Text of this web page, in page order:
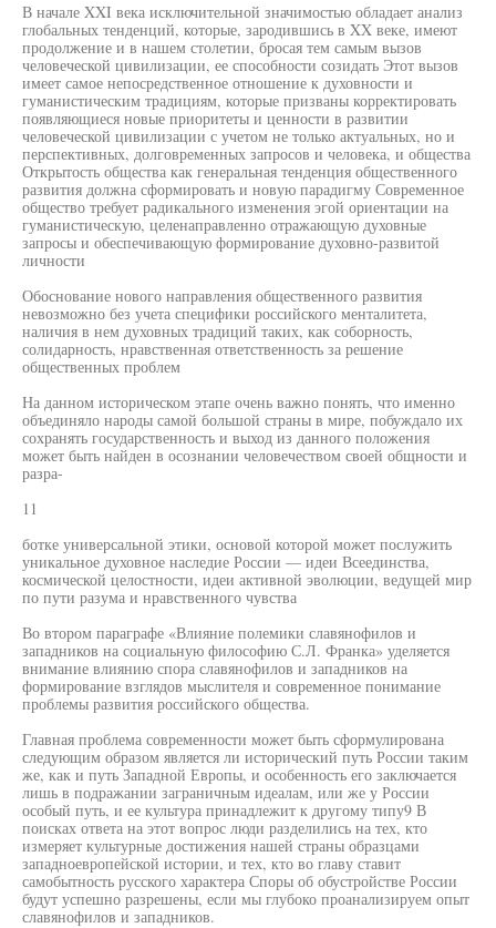
В начале XXI века исключительной значимостью обладает анализ
глобальных тенденций, которые, зародившись в XX веке, имеют
продолжение и в нашем столетии, бросая тем самым вызов
человеческой цивилизации, ее способности созидать Этот вызов
имеет самое непосредственное отношение к духовности и
гуманистическим традициям, которые призваны корректировать
появляющиеся новые приоритеты и ценности в развитии
человеческой цивилизации с учетом не только актуальных, но и
перспективных, долговременных запросов и человека, и общества
Открытость общества как генеральная тенденция общественного
развития должна сформировать и новую парадигму Современное
общество требует радикального изменения эгой ориентации на
гуманистическую, целенаправленно отражающую духовные
запросы и обеспечивающую формирование духовно-развитой
личности
Обоснование нового направления общественного развития
невозможно без учета специфики российского менталитета,
наличия в нем духовных традиций таких, как соборность,
солидарность, нравственная ответственность за решение
общественных проблем
На данном историческом этапе очень важно понять, что именно
объединяло народы самой большой страны в мире, побуждало их
сохранять государственность и выход из данного положения
может быть найден в осознании человечеством своей общности и
разра-
11
ботке универсальной этики, основой которой может послужить
уникальное духовное наследие России — идеи Всеединства,
космической целостности, идеи активной эволюции, ведущей мир
по пути разума и нравственного чувства
Во втором параграфе «Влияние полемики славянофилов и
западников на социальную философию С.Л. Франка» уделяется
внимание влиянию спора славянофилов и западников на
формирование взглядов мыслителя и современное понимание
проблемы развития российского общества.
Главная проблема современности может быть сформулирована
следующим образом является ли исторический путь России таким
же, как и путь Западной Европы, и особенность его заключается
лишь в подражании заграничным идеалам, или же у России
особый путь, и ее культура принадлежит к другому типу9 В
поисках ответа на этот вопрос люди разделились на тех, кто
измеряет культурные достижения нашей страны образцами
западноевропейской истории, и тех, кто во главу ставит
самобытность русского характера Споры об обустройстве России
будут успешно разрешены, если мы глубоко проанализируем опыт
славянофилов и западников.